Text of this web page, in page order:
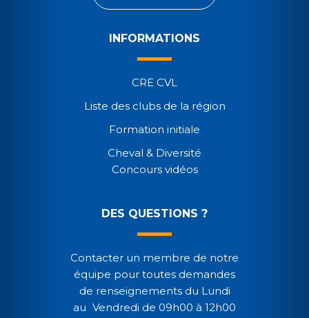
INFORMATIONS
CRE CVL
Liste des clubs de la région
Formation initiale
Cheval & Diversité
Concours vidéos
DES QUESTIONS ?
Contacter un membre de notre
équipe pour toutes demandes
de renseignements du Lundi
au Vendredi de 09h00 à 12h00